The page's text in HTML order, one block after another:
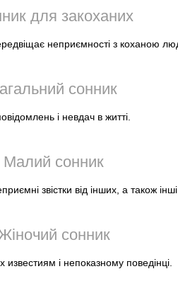
для закоханих
неприємності з коханою
сонник
і невдач в житті.
Малий сонник
звістки від інших, а також
сонник
і непоказному поведінці.